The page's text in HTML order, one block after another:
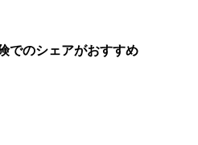
でのシェアがおすすめ